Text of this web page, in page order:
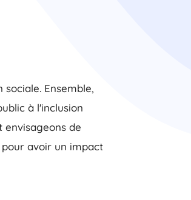
Ensemble,
à l'inclusion
de
avoir un impact